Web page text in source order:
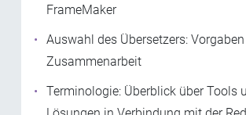
FrameMaker
Auswahl des Übersetzers:
Zusammenarbeit
Terminologie: Überblick über Tools